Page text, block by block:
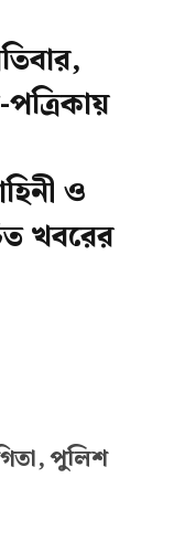
ও
খবরের
পুলিশ